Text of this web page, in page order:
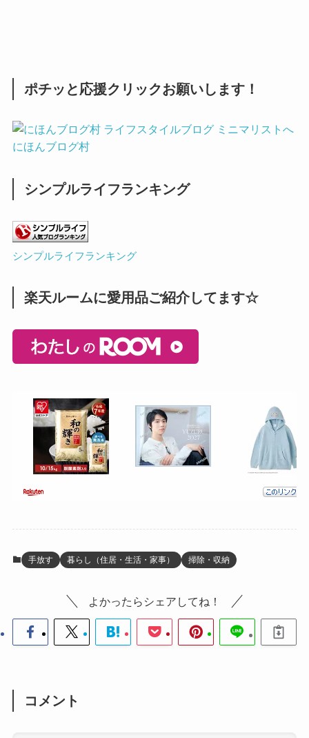
ポチッと応援クリックお願いします！
にほんブログ村
シンプルライフランキング
シンプルライフランキング
楽天ルームに愛用品ご紹介してます☆
手放す 暮らし（住居・生活・家事） 掃除・収納
よかったらシェアしてね！
コメント